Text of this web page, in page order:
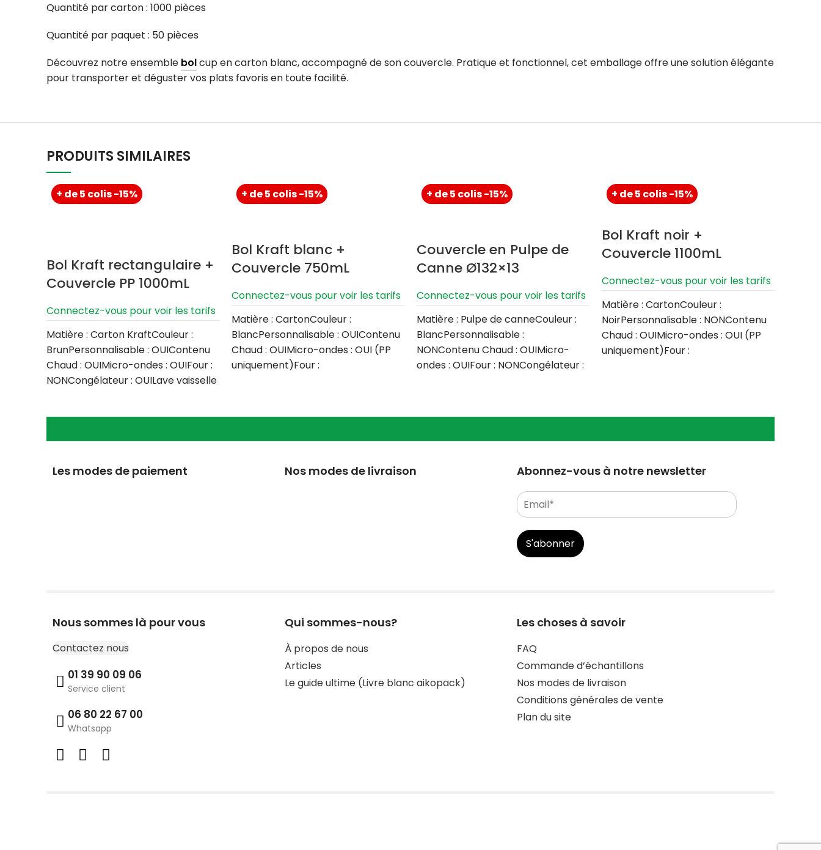
Quantité par carton : 1000 pièces
Quantité par paquet : 50 pièces
Découvrez notre ensemble bolcup en carton blanc, accompagné de son couvercle. Pratique et fonctionnel, cet emballage offre une solution élégante
pour transporter et déguster vos plats favoris en toute facilité.
PRODUITS SIMILAIRES
+ de 5 colis -15%
Bol Kraft rectangulaire +
Couvercle PP 1000mL
Connectez-vous pour voir les tarifs
Matière : Carton KraftCouleur :
BrunPersonnalisable : OUIContenu
Chaud : OUIMicro-ondes : OUIFour :
NONCongélateur : OUILave vaisselle
+ de 5 colis -15%
Bol Kraft blanc +
Couvercle 750mL
Connectez-vous pour voir les tarifs
Matière : CartonCouleur :
BlancPersonnalisable : OUIContenu
Chaud : OUIMicro-ondes : OUI (PP
uniquement)Four :
+ de 5 colis -15%
Couvercle en Pulpe de
Canne Ø132×13
Connectez-vous pour voir les tarifs
Matière : Pulpe de canneCouleur :
BlancPersonnalisable :
NONContenu Chaud : OUIMicro-
ondes : OUIFour : NONCongélateur :
+ de 5 colis -15%
Bol Kraft noir +
Couvercle 1100mL
Connectez-vous pour voir les tarifs
Matière : CartonCouleur :
NoirPersonnalisable : NONContenu
Chaud : OUIMicro-ondes : OUI (PP
uniquement)Four :
Les modes de paiement Nos modes de livraison Abonnez-vous à notre newsletter
S'abonner
Nous sommes là pour vous
Contactez nous
01 39 90 09 06
Service client
06 80 22 67 00
Whatsapp
Qui sommes-nous?
À propos de nous
Articles
Le guide ultime (Livre blanc aikopack)
Les choses à savoir
FAQ
Commande d’échantillons
Nos modes de livraison
Conditions générales de vente
Plan du site